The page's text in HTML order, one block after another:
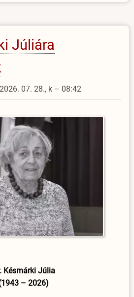
Júliára
2026. 07. 28., k – 08:42
Késmárki Júlia
– 2026)